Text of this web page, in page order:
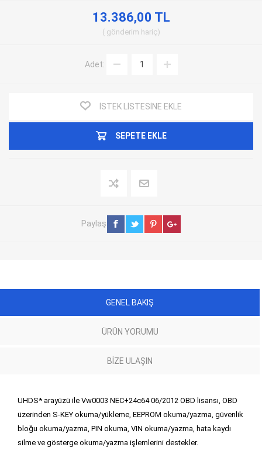
13.386,00 TL
gönderim hariç
Adet:
İSTEK LISTESINE EKLE
SEPETE EKLE
Paylaş
GENEL BAKIŞ
ÜRÜN YORUMU
BIZE ULAŞIN
UHDS* arayüzü ile Vw0003 NEC+24c64 06/2012 OBD lisansı, OBD
üzerinden S-KEY okuma/yükleme, EEPROM okuma/yazma, güvenlik
bloğu okuma/yazma, PIN okuma, VIN okuma/yazma, hata kaydı
silme ve gösterge okuma/yazma işlemlerini destekler.